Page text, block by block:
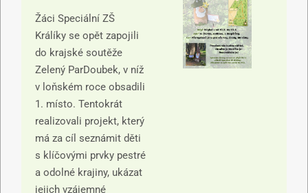
Žáci Speciální ZŠ
Králíky se opět zapojili
do krajské soutěže
Zelený ParDoubek, v níž
v loňském roce obsadili
1. místo. Tentokrát
realizovali projekt, který
má za cíl seznámit děti
s klíčovými prvky pestré
a odolné krajiny, ukázat
jejich vzájemné